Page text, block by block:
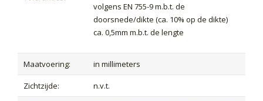
volgens EN 755-9 m.b.t. de
doorsnede/dikte (ca. 10% op de dikte)
ca. 0,5mm m.b.t. de lengte
Maatvoering: in millimeters
Zichtzijde: n.v.t.